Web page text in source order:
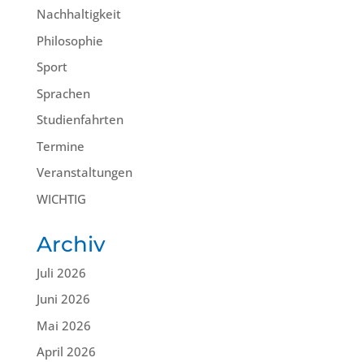
Nachhaltigkeit
Philosophie
Sport
Sprachen
Studienfahrten
Termine
Veranstaltungen
WICHTIG
Archiv
Juli 2026
Juni 2026
Mai 2026
April 2026